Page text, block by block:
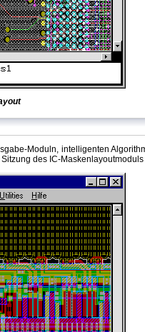
Moduln, intelligenten
des IC-Maskenlayoutmoduls